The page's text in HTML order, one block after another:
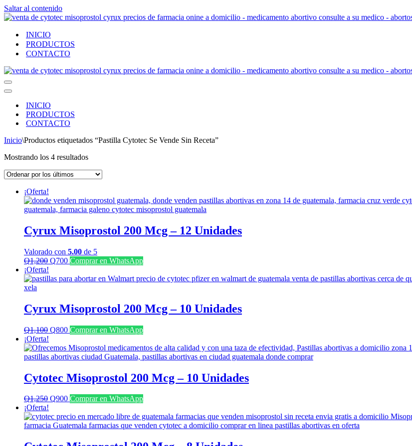
Saltar al contenido
INICIO
PRODUCTOS
CONTACTO
Menú
de
Menú
navegación
INICIO
PRODUCTOS
CONTACTO
Inicio\Productos etiquetados “Pastilla Cytotec Se Vende Sin Receta”
Mostrando los 4 resultadosOrdenado
los
¡Oferta!
Cyrux Misoprostol 200 Mcg – 12 Unidades
Valorado con 5.00 de 5
Q1,200 El
original
Q700El
actual
Comprar en WhatsApp
¡Oferta!
Cyrux Misoprostol 200 Mcg – 10 Unidades
Q1,100 El
original
era:
Q800El
actual
es:
Comprar en WhatsApp
¡Oferta!
Cytotec Misoprostol 200 Mcg – 10 Unidades
Q1,250 El
original
era:
Q900El
actual
es:
Comprar en WhatsApp
¡Oferta!